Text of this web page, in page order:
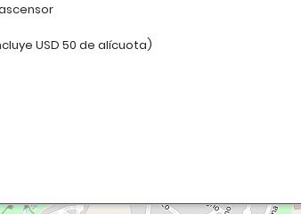
USD 50 de alícuota)